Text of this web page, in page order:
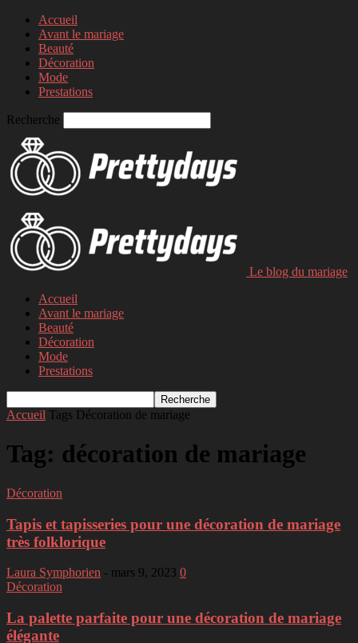
Accueil
Avant le mariage
Beauté
Décoration
Mode
Prestations
Recherche
Le blog du mariage
Accueil
Avant le mariage
Beauté
Décoration
Mode
Prestations
Accueil Tags Décoration de mariage
Tag: décoration de mariage
Décoration
Tapis et tapisseries pour une décoration de mariage
très folklorique
Laura Symphorien - mars 9, 2023 0
Décoration
La palette parfaite pour une décoration de mariage
élégante